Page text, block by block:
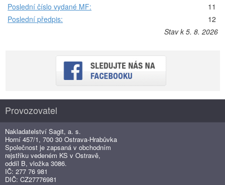
Poslední číslo vydané MF:
11
Poslední předpis:
12
Stav k 5. 8. 2026
Provozovatel
Nakladatelství Sagit, a. s.
Horní 457/1, 700 30 Ostrava-Hrabůvka
Společnost je zapsaná v obchodním
rejstříku vedeném KS v Ostravě,
oddíl B, vložka 3086.
IČ: 277 76 981
DIČ: CZ27776981